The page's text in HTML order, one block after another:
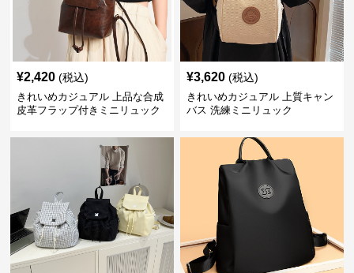
¥2,420 (税込)
きれいめカジュアル 上品な合成
皮革フラップ付きミニリュック
¥3,620 (税込)
きれいめカジュアル 上質キャン
バス 洗練ミニリュック